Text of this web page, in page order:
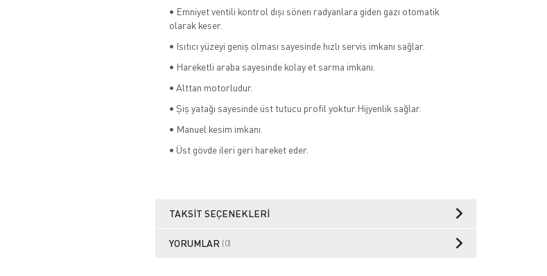
• Emniyet ventili kontrol dışı sönen radyanlara giden gazı otomatik
olarak keser.
• Isıtıcı yüzeyi geniş olması sayesinde hızlı servis imkanı sağlar.
• Hareketli araba sayesinde kolay et sarma imkanı.
• Alttan motorludur.
• Şiş yatağı sayesinde üst tutucu profil yoktur.Hijyenlik sağlar.
• Manuel kesim imkanı.
• Üst gövde ileri geri hareket eder.
TAKSIT SEÇENEKLERI
YORUMLAR (0)